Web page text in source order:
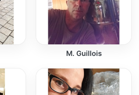
M. Guillois